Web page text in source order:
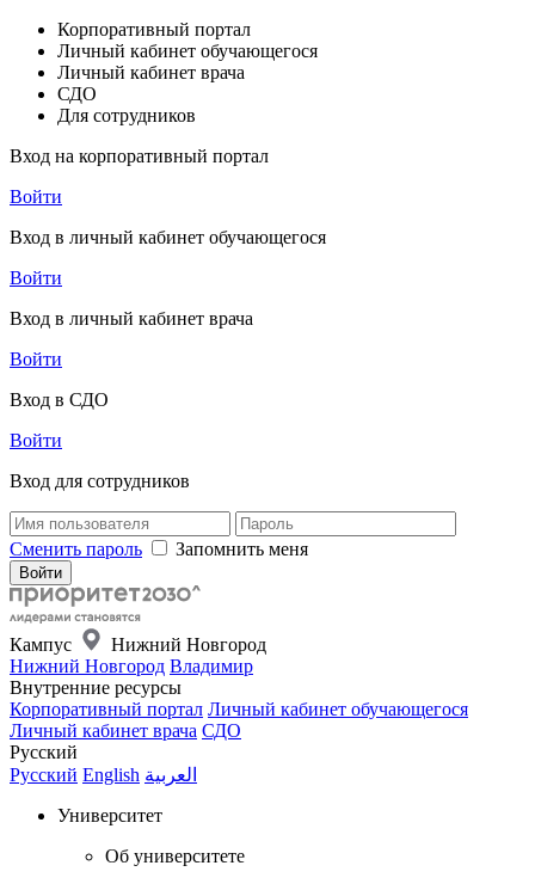
Корпоративный портал
Личный кабинет обучающегося
Личный кабинет врача
СДО
Для сотрудников
Вход на корпоративный портал
Войти
Вход в личный кабинет обучающегося
Войти
Вход в личный кабинет врача
Войти
Вход в СДО
Войти
Вход для сотрудников
Сменить пароль Запомнить меня
Кампус
Нижний Новгород
Нижний Новгород Владимир
Внутренние ресурсы
Корпоративный портал Личный кабинет обучающегося
Личный кабинет врача СДО
Русский
Русский English العربية
Университет
Об университете